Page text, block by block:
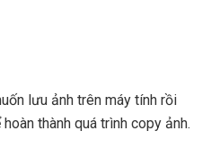
lưu ảnh trên máy tính rồi
thành quá trình copy ảnh.